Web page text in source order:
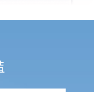
到法院申請註冊。其後，